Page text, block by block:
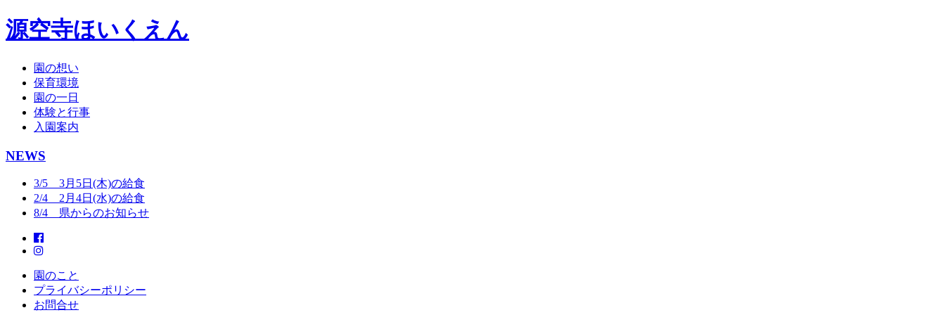
源空寺ほいくえん
園の想い
保育環境
園の一日
体験と行事
入園案内
NEWS
3/5 3月5日(木)の給食
2/4 2月4日(水)の給食
8/4 県からのお知らせ
園のこと
プライバシーポリシー
お問合せ